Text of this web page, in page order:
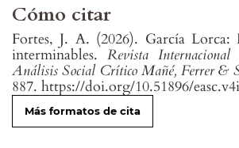
Cómo citar
Fortes, J. A. (2026). García Lorca:
interminables.Revista
Análisis Social Crítico Mañé, Ferrer &
887. https://doi.org/10.51896/
Más formatos de cita